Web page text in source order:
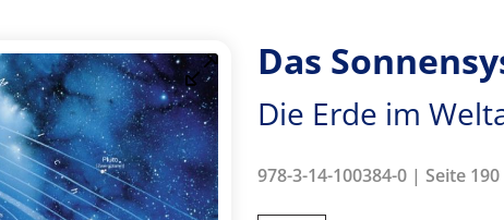
Das
Die Erde im
978-3-14-100384-0 | Seite